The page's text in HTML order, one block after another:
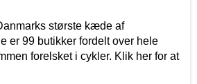
største kæde af
er 99 butikker fordelt over hele
forelsket i cykler. Klik her for at